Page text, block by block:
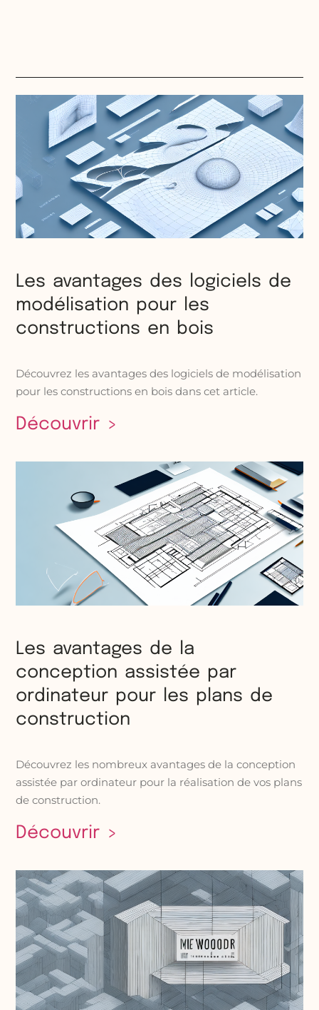
Les avantages des logiciels de
modélisation pour les
constructions en bois
Découvrez les avantages des logiciels de modélisation
pour les constructions en bois dans cet article.
Découvrir >
Les avantages de la
conception assistée par
ordinateur pour les plans de
construction
Découvrez les nombreux avantages de la conception
assistée par ordinateur pour la réalisation de vos plans
de construction.
Découvrir >